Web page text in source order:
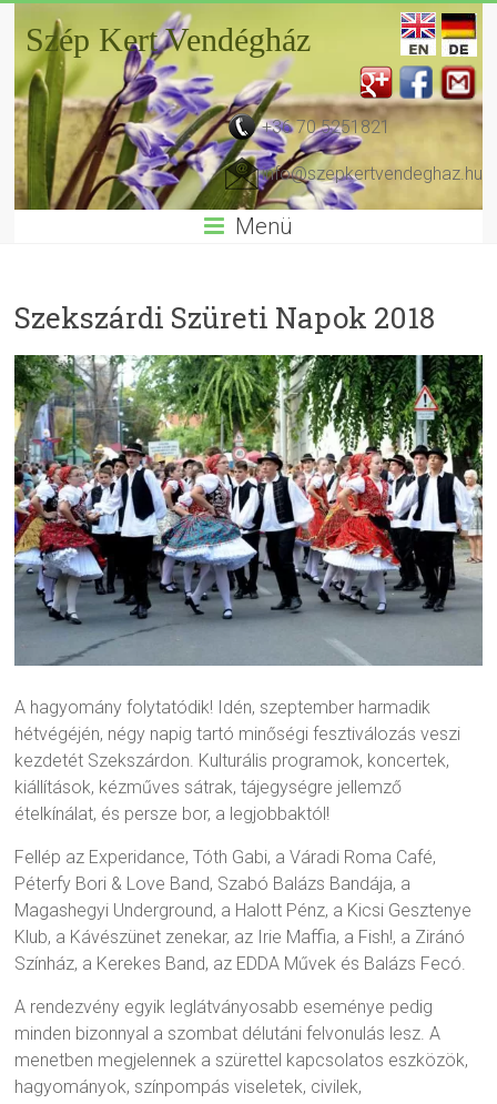
Szép Kert Vendégház
+36 70 5251821
info@szepkertvendeghaz.hu
Menü
Szekszárdi Szüreti Napok 2018
A hagyomány folytatódik! Idén, szeptember harmadik
hétvégéjén, négy napig tartó minőségi fesztiválozás veszi
kezdetét Szekszárdon. Kulturális programok, koncertek,
kiállítások, kézműves sátrak, tájegységre jellemző
ételkínálat, és persze bor, a legjobbaktól!
Fellép az Experidance, Tóth Gabi, a Váradi Roma Café,
Péterfy Bori & Love Band, Szabó Balázs Bandája, a
Magashegyi Underground, a Halott Pénz, a Kicsi Gesztenye
Klub, a Kávészünet zenekar, az Irie Maffia, a Fish!, a Ziránó
Színház, a Kerekes Band, az EDDA Művek és Balázs Fecó.
A rendezvény egyik leglátványosabb eseménye pedig
minden bizonnyal a szombat délutáni felvonulás lesz. A
menetben megjelennek a szürettel kapcsolatos eszközök,
hagyományok, színpompás viseletek, civilek,